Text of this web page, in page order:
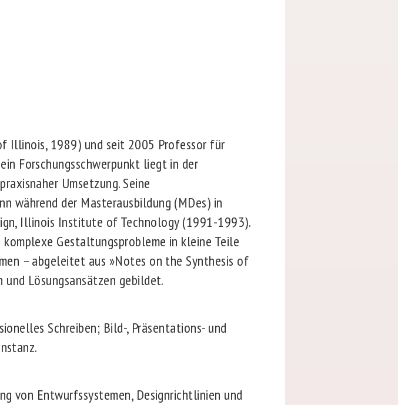
Illinois, 1989) und seit 2005 Professor für
Forschungsschwerpunkt liegt in der
Umsetzung. Seine
während der Masterausbildung (MDes) in
Illinois Institute of Technology (1991-1993).
Gestaltungsprobleme in kleine Teile
– abgeleitet aus »Notes on the Synthesis of
Lösungsansätzen gebildet.
Schreiben; Bild-, Präsentations- und
von Entwurfssystemen, Designrichtlinien und